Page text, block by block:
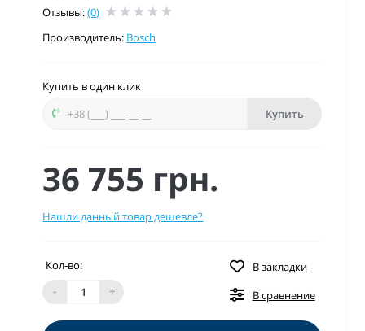
Отзывы:(0)
Производитель: Bosch
Купить в один клик
Купить
36 755 грн.
Нашли данный товар дешевле?
Кол-во:
-
+
В закладки
В сравнение